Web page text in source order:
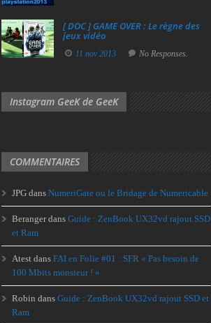
[ DOC ] GAME OVER : Le règne des
jeux vidéo
11 nov 2013 No Responses.
Instagram GeeK de GeeK
COMMENTAIRES
JPG dans NumeriGate ou le Bridage de Numericable
Berangerdans Guide : ZenBook UX32vd rajout SSD
et Ram
Atest dans FAI en Folie #01 : SFR « Pas besoin de
100 Mbits monsieur ! »
Robin dans Guide : ZenBook UX32vd rajout SSD et
Ram